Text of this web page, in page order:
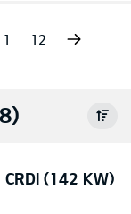
12
(142 KW)